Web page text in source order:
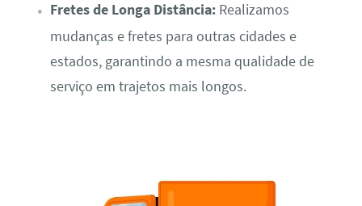
Fretes de Longa Distância:Realizamos
mudanças e fretes para outras cidades e
estados, garantindo a mesma qualidade de
serviço em trajetos mais longos.